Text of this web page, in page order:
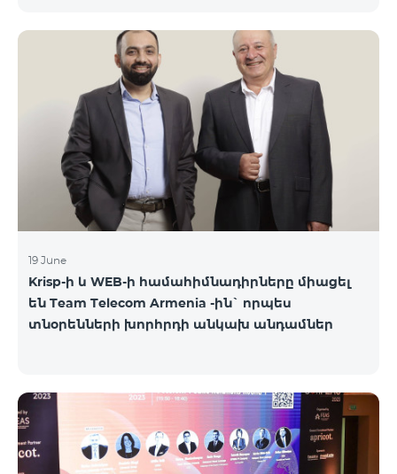
19 June
Krisp-ի և WEB-ի համահիմնադիրները միացել
են Team Telecom Armenia -ին` որպես
տնօրենների խորհրդի անկախ անդամներ